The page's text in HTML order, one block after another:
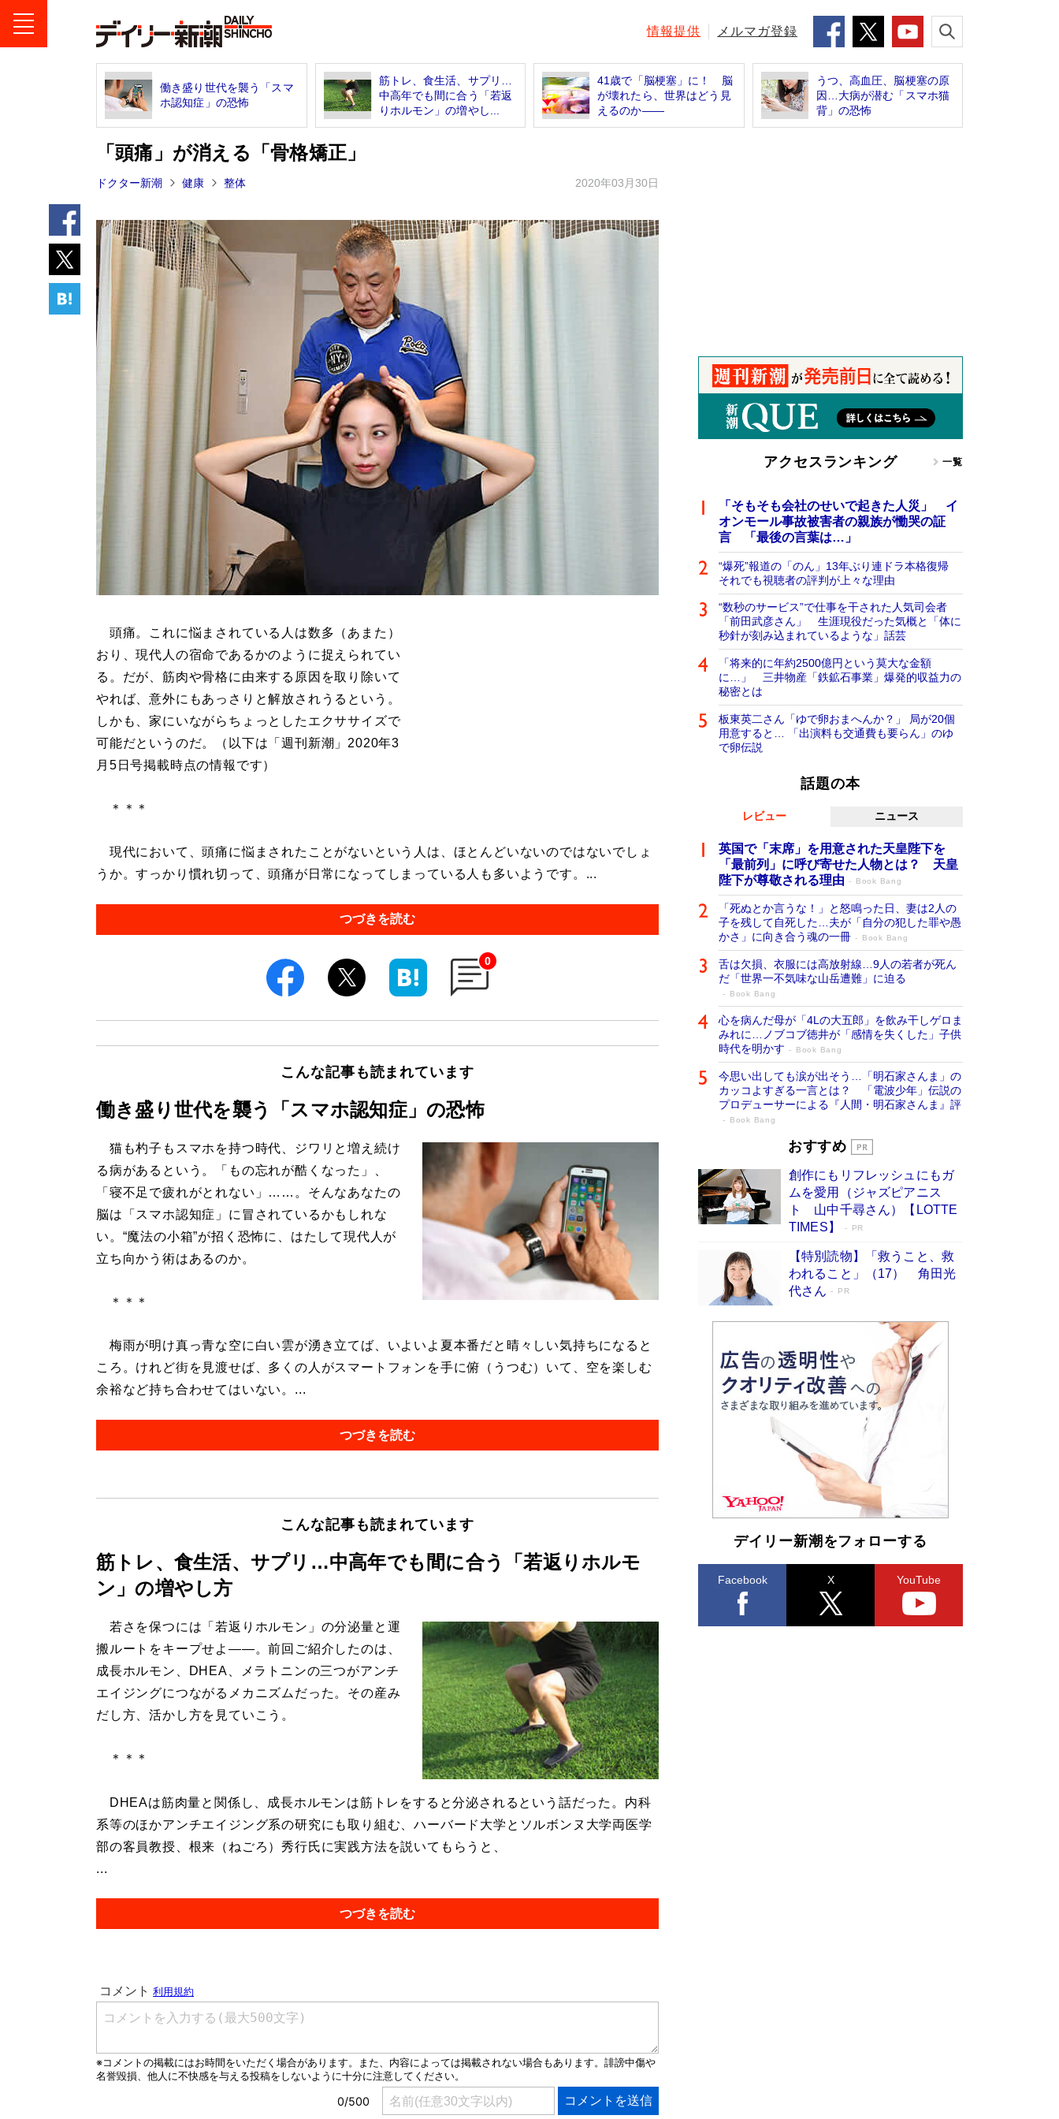
情報提供 メルマガ登録
働き盛り世代を襲う「スマ
ホ認知症」の恐怖
筋トレ、食生活、サプリ…
中高年でも間に合う「若返
りホルモン」の増やし...
41歳で「脳梗塞」に！ 脳
が壊れたら、世界はどう見
えるのか――
うつ、高血圧、脳梗塞の原
因…大病が潜む「スマホ猫
背」の恐怖
「頭痛」が消える「骨格矯正」
ドクター新潮 健康 整体 2020年03月30日
頭痛。これに悩まされている人は数多（あまた）
おり、現代人の宿命であるかのように捉えられてい
る。だが、筋肉や骨格に由来する原因を取り除いて
やれば、意外にもあっさりと解放されうるという。
しかも、家にいながらちょっとしたエクササイズで
可能だというのだ。（以下は「週刊新潮」2020年3
月5日号掲載時点の情報です）
＊＊＊
現代において、頭痛に悩まされたことがないという人は、ほとんどいないのではないでしょ
うか。すっかり慣れ切って、頭痛が日常になってしまっている人も多いようです。...
つづきを読む
0
こんな記事も読まれています
働き盛り世代を襲う「スマホ認知症」の恐怖
猫も杓子もスマホを持つ時代、ジワリと増え続け
る病があるという。「もの忘れが酷くなった」、
「寝不足で疲れがとれない」……。そんなあなたの
脳は「スマホ認知症」に冒されているかもしれな
い。“魔法の小箱”が招く恐怖に、はたして現代人が
立ち向かう術はあるのか。
＊＊＊
梅雨が明け真っ青な空に白い雲が湧き立てば、いよいよ夏本番だと晴々しい気持ちになると
ころ。けれど街を見渡せば、多くの人がスマートフォンを手に俯（うつむ）いて、空を楽しむ
余裕など持ち合わせてはいない。...
つづきを読む
こんな記事も読まれています
筋トレ、食生活、サプリ…中高年でも間に合う「若返りホルモ
ン」の増やし方
若さを保つには「若返りホルモン」の分泌量と運
搬ルートをキープせよ――。前回ご紹介したのは、
成長ホルモン、DHEA、メラトニンの三つがアンチ
エイジングにつながるメカニズムだった。その産み
だし方、活かし方を見ていこう。
＊＊＊
DHEAは筋肉量と関係し、成長ホルモンは筋トレをすると分泌されるという話だった。内科
系等のほかアンチエイジング系の研究にも取り組む、ハーバード大学とソルボンヌ大学両医学
部の客員教授、根来（ねごろ）秀行氏に実践方法を説いてもらうと、
...
つづきを読む
アクセスランキング 一覧
「そもそも会社のせいで起きた人災」 イ
オンモール事故被害者の親族が慟哭の証
言 「最後の言葉は…」
“爆死”報道の「のん」13年ぶり連ドラ本格復帰
それでも視聴者の評判が上々な理由
“数秒のサービス”で仕事を干された人気司会者
「前田武彦さん」 生涯現役だった気概と「体に
秒針が刻み込まれているような」話芸
「将来的に年約2500億円という莫大な金額
に…」 三井物産「鉄鉱石事業」爆発的収益力の
秘密とは
板東英二さん「ゆで卵おまへんか？」 局が20個
用意すると… 「出演料も交通費も要らん」のゆ
で卵伝説
話題の本
レビュー ニュース
英国で「末席」を用意された天皇陛下を
「最前列」に呼び寄せた人物とは？ 天皇
陛下が尊敬される理由
Book Bang
「死ぬとか言うな！」と怒鳴った日、妻は2人の
子を残して自死した…夫が「自分の犯した罪や愚
かさ」に向き合う魂の一冊
Book Bang
舌は欠損、衣服には高放射線…9人の若者が死ん
だ「世界一不気味な山岳遭難」に迫る
Book Bang
心を病んだ母が「4Lの大五郎」を飲み干しゲロま
みれに…ノブコブ徳井が「感情を失くした」子供
時代を明かす
Book Bang
今思い出しても涙が出そう…「明石家さんま」の
カッコよすぎる一言とは？ 「電波少年」伝説の
プロデューサーによる『人間・明石家さんま』評
Book Bang
「宇宙兄弟」最終46巻がベストセラー1
物語に幕 特装版には「宇宙で描かれたマ
ンガ」も収録
Book Bang
美輪明宏 晩年の回答を集めた『ほほえんで生き
るための人生相談』がランクイン［エンターテイ
メントベストセラー］
Book Bang
「『火垂るの墓』は、大嘘である」原作者が抱き
続けた“自責の念”とは…「自己憐憫は描きたくな
い」監督が徹底的にこだわったこと（後編） #
戦争の記憶
Book Bang
東野圭吾、伊坂幸太郎の人気シリーズ最新作どち
らも文庫化 映画化された直木賞受賞作もランク
イン［文庫ベストセラー］
Book Bang
皇室はなぜ世界から尊敬されているのか？ 「天
皇陛下はお元気でおられるか」がサウジ国王の第
一声になる理由
おすすめ
創作にもリフレッシュにもガ
ムを愛用（ジャズピアニス
ト 山中千尋さん）【LOTTE
TIMES】
PR
【特別読物】「救うこと、救
われること」（17） 角田光
代さん
PR
デイリー新潮をフォローする
Facebook X YouTube